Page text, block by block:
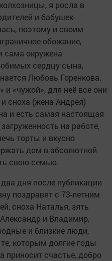
я росла в
и бабушек-
поэтому и своим
обожание,
сама окружена
сердцу сына,
Любовь Горенкова.
и «чужой», для неё все они
сноха (жена Андрея)
и есть самая настоящая
на работе,
торты и вкусно
дом в абсолютной
свою семью.
дня после публикации
поздравят с 73-летним
сноха Наталья, зять
и Владимир,
и близкие люди,
которым долгие годы
счастье, добро